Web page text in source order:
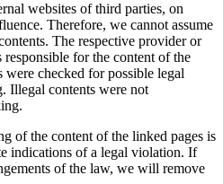
websites of third parties, on
Therefore, we cannot assume
The respective provider or
for the content of the
checked for possible legal
Illegal contents were not
of the content of the linked pages is
indications of a legal violation. If
of the law, we will remove